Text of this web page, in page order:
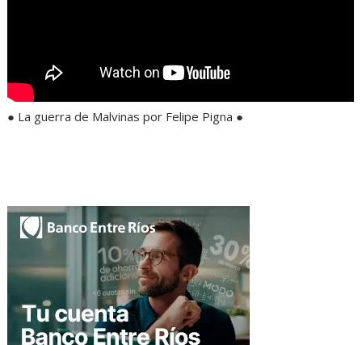
● La guerra de Malvinas por Felipe Pigna ●